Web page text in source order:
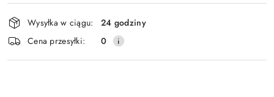
Wyślij
Dostępność
i
dostawa
Wysyłka w ciągu:
24 godziny
Cena przesyłki:
0